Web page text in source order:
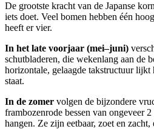
De grootste kracht van de Japanse
iets doet. Veel bomen hebben één
heeft er vier.
In het late voorjaar (mei–juni)
schutbladeren, die wekenlang aan de
horizontale, gelaagde takstructuur
staat.
In de zomer volgen de bijzondere
frambozenrode bessen van ongeveer
hangen. Ze zijn eetbaar, zoet en